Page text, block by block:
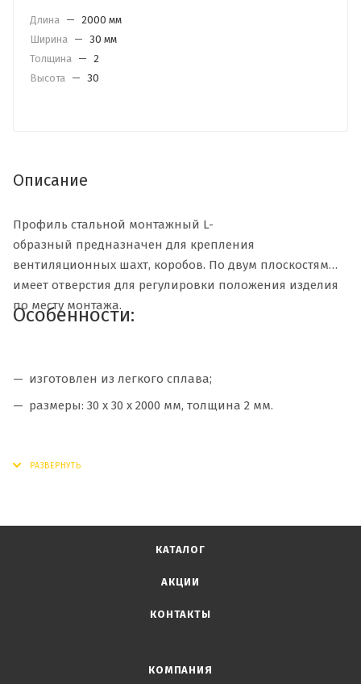
Длина — 2000 мм
Ширина — 30 мм
Толщина — 2
Высота — 30
Описание
Профиль стальной монтажный L-
образный предназначен для крепления
вентиляционных шахт, коробов. По двум плоскостям
имеет отверстия для регулировки положения изделия
по месту монтажа.
Особенности:
изготовлен из легкого сплава;
размеры: 30 x 30 x 2000 мм, толщина 2 мм.
КАТАЛОГ
АКЦИИ
КОНТАКТЫ
КОМПАНИЯ